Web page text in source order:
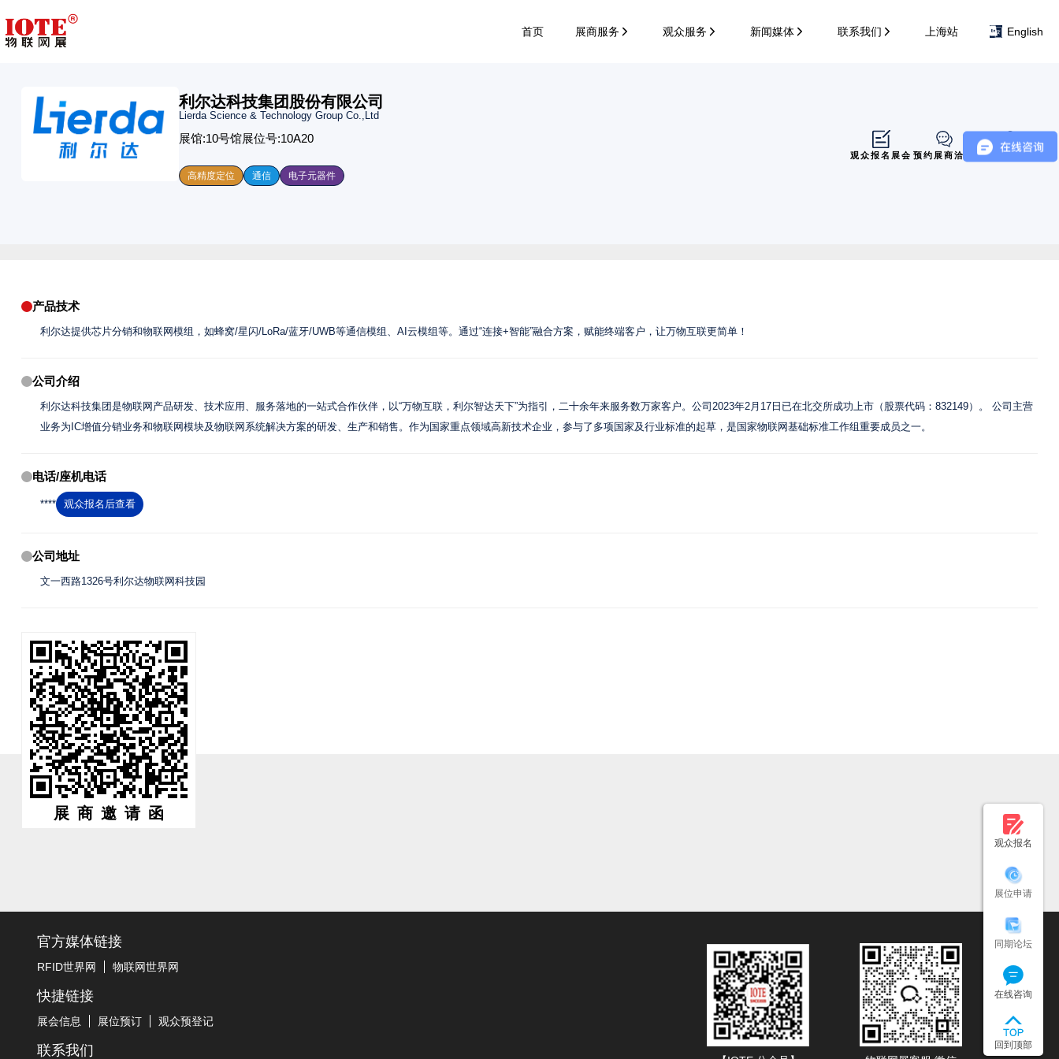
首页 展商服务 观众服务 新闻媒体 联系我们 上海站 English
利尔达科技集团股份有限公司
Lierda Science & Technology Group Co.,Ltd
展馆:10号馆展位号:10A20
高精度定位 通信 电子元器件
观众报名展会 预约展商洽谈 展商展位导览
产品技术
利尔达提供芯片分销和物联网模组，如蜂窝/星闪/LoRa/蓝牙/UWB等通信模组、AI云模组等。通过“连接+智能”融合方案，赋能终端客户，让万物互联更简单！
公司介绍
利尔达科技集团是物联网产品研发、技术应用、服务落地的一站式合作伙伴，以“万物互联，利尔智达天下”为指引，二十余年来服务数万家客户。公司2023年2月17日已在北交所成功上市（股票代码：832149）。 公司主营
业务为IC增值分销业务和物联网模块及物联网系统解决方案的研发、生产和销售。作为国家重点领域高新技术企业，参与了多项国家及行业标准的起草，是国家物联网基础标准工作组重要成员之一。
电话/座机电话
**** 观众报名后查看
公司地址
文一西路1326号利尔达物联网科技园
展商邀请函
官方媒体链接
RFID世界网 物联网世界网
快捷链接
展会信息 展位预订 观众预登记
联系我们
观众报名
展位申请
同期论坛
在线咨询
回到顶部